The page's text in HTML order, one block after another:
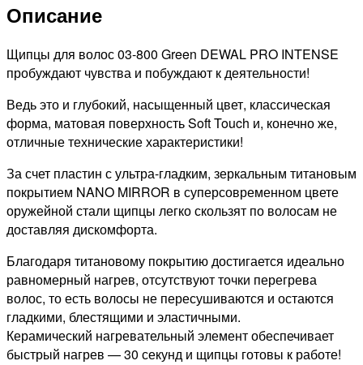
Описание
Щипцы для волос 03-800 Green DEWAL PRO INTENSE
пробуждают чувства и побуждают к деятельности!
Ведь это и глубокий, насыщенный цвет, классическая
форма, матовая поверхность Soft Touch и, конечно же,
отличные технические характеристики!
За счет пластин с ультра-гладким, зеркальным титановым
покрытием NANO MIRROR в суперсовременном цвете
оружейной стали щипцы легко скользят по волосам не
доставляя дискомфорта.
Благодаря титановому покрытию достигается идеально
равномерный нагрев, отсутствуют точки перегрева
волос, то есть волосы не пересушиваются и остаются
гладкими, блестящими и эластичными.
Керамический нагревательный элемент обеспечивает
быстрый нагрев — 30 секунд и щипцы готовы к работе!